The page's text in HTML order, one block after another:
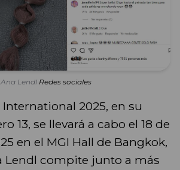
Ana Lendl Redes sociales
2025, en su
13, se llevará a cabo el 18 de
en el MGI Hall de Bangkok,
Lendl compite junto a más